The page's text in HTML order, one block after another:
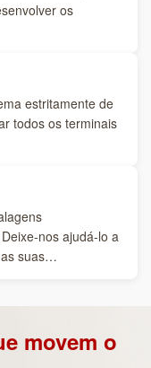
os
estritamente de
todos os terminais
nos ajudá-lo a
suas
movem o